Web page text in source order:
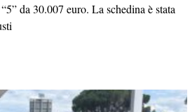
da 30.007 euro. La schedina è stata